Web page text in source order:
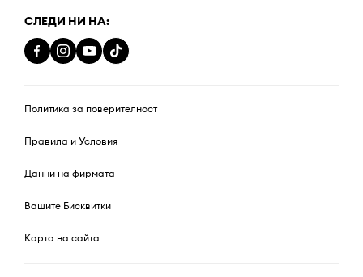
СЛЕДИ НИ НА:
Политика за поверителност
Правила и Условия
Данни на фирмата
Вашите Бисквитки
Карта на сайта